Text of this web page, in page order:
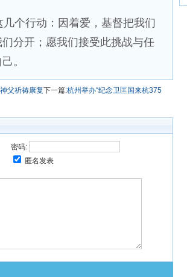
个行动：因着爱，基督把我们
分开；愿我们接受此挑战与任
。
父祈祷康复下一篇:杭州举办“纪念卫匡国来杭375
密码:
匿名发表